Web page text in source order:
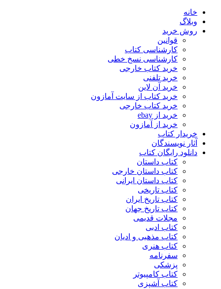
خانه
وبلاگ
روش خرید
قوانین
کارشناسی کتاب
کارشناسی نسخ خطی
خرید کتاب خارجی
خرید تلفنی
خرید آن لاین
خرید کتاب از سایت آمازون
خرید کتاب خارجی
خرید از ebay
خرید از آمازون
خریدار کتاب
آثار نویسندگان
دانلود رایگان کتاب
کتاب داستان
کتاب داستان خارجی
کتاب داستان ایرانی
کتاب تاریخی
کتاب تاریخ ایران
کتاب تاریخ جهان
مجلات قدیمی
کتاب ادبی
کتاب مذهبی و ادیان
کتاب هنری
سفرنامه
پزشکی
کتاب کامپیوتر
کتاب آشپزی